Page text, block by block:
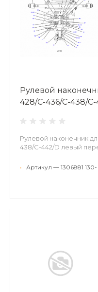
Рулевой
428/C-436/C-438/
Рулевой наконечник
438/C-442/D левый
• Артикул — 1306881 130-